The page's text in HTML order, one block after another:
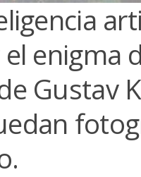
enigma
Gustav